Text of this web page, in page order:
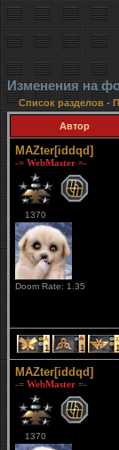
Изменения на
Список разделов-
Автор
MAZter[iddqd]
-= WebMaster =-
1370
Doom Rate: 1.35
1 1
MAZter[iddqd]
-= WebMaster =-
1370